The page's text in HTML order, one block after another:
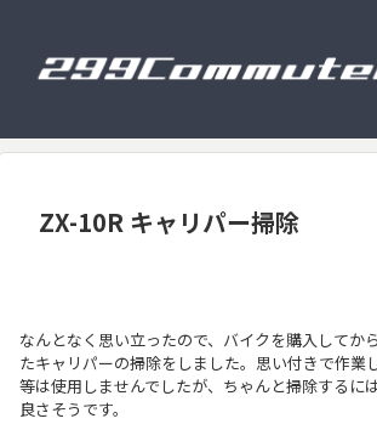
ZX-10R キャリパー掃除
なんとなく思い立ったので、バイクを購入してか
たキャリパーの掃除をしました。思い付きで作業
等は使用しませんでしたが、ちゃんと掃除するに
良さそうです。